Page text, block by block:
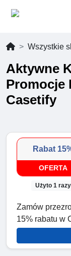
Wszystkie
Aktywne
Promocje
Casetify
Rabat
OFERTA
Użyto 1 razy
Zamów
15% rabatu w